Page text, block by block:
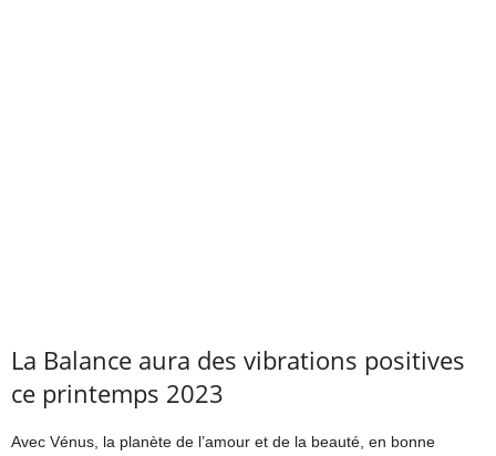
La Balance aura des vibrations positives
ce printemps 2023
Avec Vénus, la planète de l’amour et de la beauté, en bonne